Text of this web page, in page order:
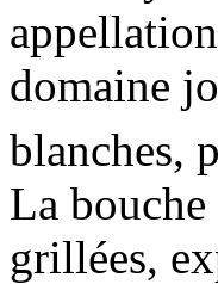
blanches,
La bouche
grillées,